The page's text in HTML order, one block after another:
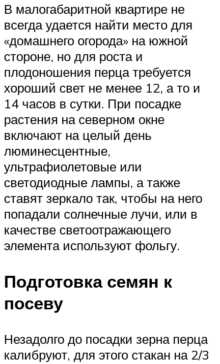
В малогабаритной квартире не
всегда удается найти место для
«домашнего огорода» на южной
стороне, но для роста и
плодоношения перца требуется
хороший свет не менее 12, а то и
14 часов в сутки. При посадке
растения на северном окне
включают на целый день
люминесцентные,
ультрафиолетовые или
светодиодные лампы, а также
ставят зеркало так, чтобы на него
попадали солнечные лучи, или в
качестве светоотражающего
элемента используют фольгу.
Подготовка семян к
посеву
Незадолго до посадки зерна перца
калибруют, для этого стакан на 2/3